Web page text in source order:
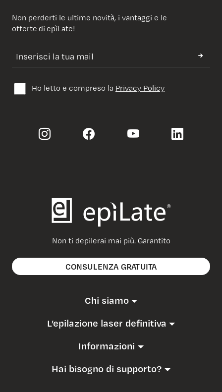
Non perderti le ultime novità, i vantaggi e le
offerte di epìLate!
Ho letto e compreso la Privacy Policy
Non ti depilerai mai più. Garantito
CONSULENZA GRATUITA
Chi siamo
L’epilazione laser definitiva
Informazioni
Hai bisogno di supporto?